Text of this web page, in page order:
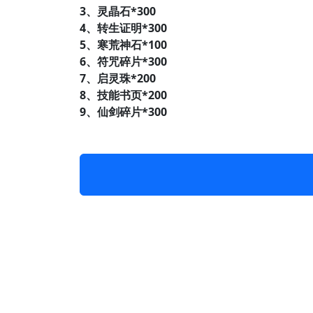
3、灵晶石*300
4、转生证明*300
5、寒荒神石*100
6、符咒碎片*300
7、启灵珠*200
8、技能书页*200
9、仙剑碎片*300